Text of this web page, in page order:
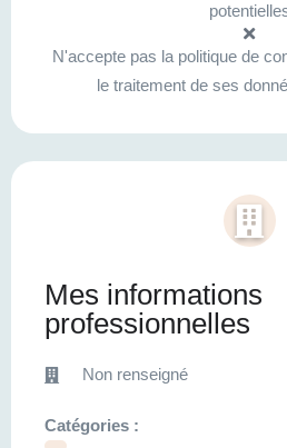
N'accepte pas la politique de
le traitement de ses
Mes informations
professionnelles
Non renseigné
Catégories :